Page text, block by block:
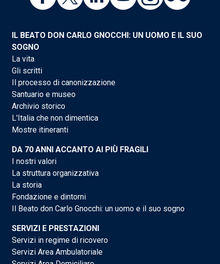
IL BEATO DON CARLO GNOCCHI: UN UOMO E IL SUO
SOGNO
La vita
Gli scritti
Il processo di canonizzazione
Santuario e museo
Archivio storico
L'Italia che non dimentica
Mostre itineranti
DA 70 ANNI ACCANTO AI PIÙ FRAGILI
I nostri valori
La struttura organizzativa
La storia
Fondazione e dintorni
Il Beato don Carlo Gnocchi: un uomo e il suo sogno
SERVIZI E PRESTAZIONI
Servizi in regime di ricovero
Servizi Area Ambulatoriale